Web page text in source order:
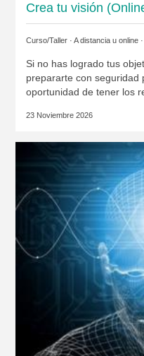
Crea tu visión
Curso/Taller · A distancia u online ·
Si no has logrado tus
prepararte con seguridad
oportunidad de tener los
23 Noviembre 2026